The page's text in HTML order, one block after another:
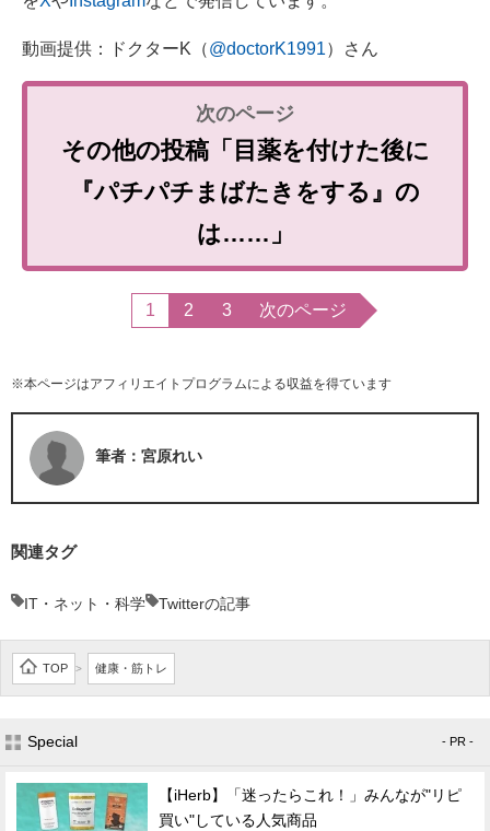
動画提供：ドクターK（@doctorK1991）さん
その他の投稿「目薬を付けた後に
『パチパチまばたきをする』の
は……」
1 2 3 次のページ
※本ページはアフィリエイトプログラムによる収益を得ています
筆者：宮原れい
関連タグ
IT・ネット・科学 Twitterの記事
TOP > 健康・筋トレ
Special - PR -
【iHerb】「迷ったらこれ！」みんなが"リピ
買い"している人気商品